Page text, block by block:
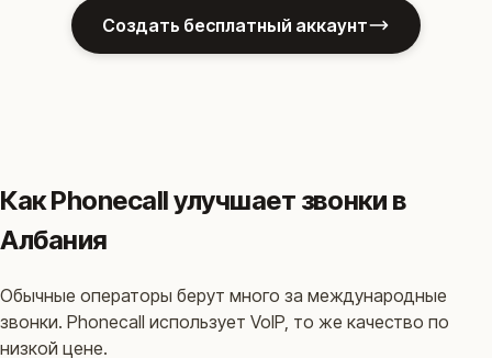
Создать бесплатный аккаунт
Как Phonecall улучшает звонки в
Албания
Обычные операторы берут много за международные
звонки. Phonecall использует VoIP, то же качество по
низкой цене.